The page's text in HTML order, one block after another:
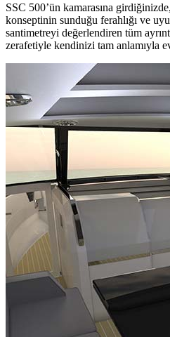
SSC 500’ün kamarasına
konseptinin sunduğu ferahlığı ve
santimetreyi değerlendiren tüm
zerafetiyle kendinizi tam anlamıyla